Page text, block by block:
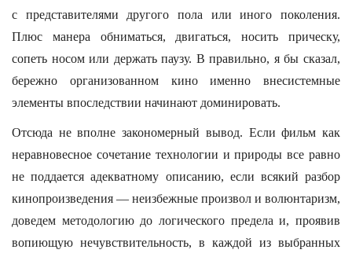
с представителями другого пола или иного поколения.
Плюс манера обниматься, двигаться, носить прическу,
сопеть носом или держать паузу. В правильно, я бы сказал,
бережно организованном кино именно внесистемные
элементы впоследствии начинают доминировать.
Отсюда не вполне закономерный вывод. Если фильм как
неравновесное сочетание технологии и природы все равно
не поддается адекватному описанию, если всякий разбор
кинопроизведения — неизбежные произвол и волюнтаризм,
доведем методологию до логического предела и, проявив
вопиющую нечувствительность, в каждой из выбранных